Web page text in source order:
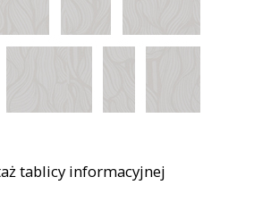
tablicy informacyjnej